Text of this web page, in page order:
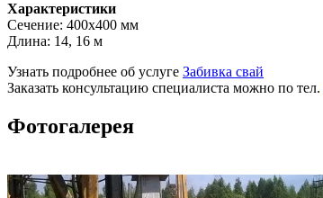
Характеристики
Сечение: 400х400 мм
Длина: 14, 16 м
Узнать подробнее об услуге Забивка свай
Заказать консультацию специалиста можно по тел.
Фотогалерея